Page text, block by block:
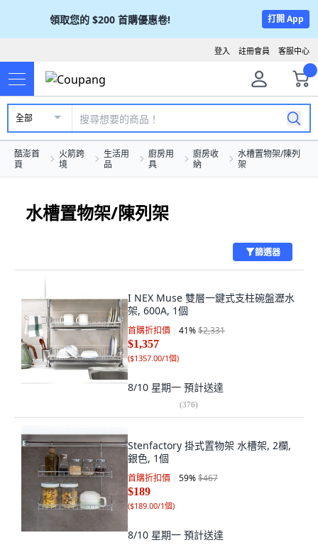
領取您的 $200 首購優惠卷! 打開 App
客服中心
註冊會員
登入
全部
酷澎首
頁
火箭跨
境
生活用
品
廚房用
具
廚房收
納
水槽置物架/陳列
架
水槽置物架/陳列架
篩選器
I NEX Muse 雙層一鍵式支柱碗盤瀝水
架, 600A, 1個
首購折扣價 41%$2,331
$1,357
($1357.00/1個)
8/10 星期一 預計送達
(376)
Stenfactory 掛式置物架 水槽架, 2欄,
銀色, 1個
首購折扣價 59%$467
$189
($189.00/1個)
8/10 星期一 預計送達